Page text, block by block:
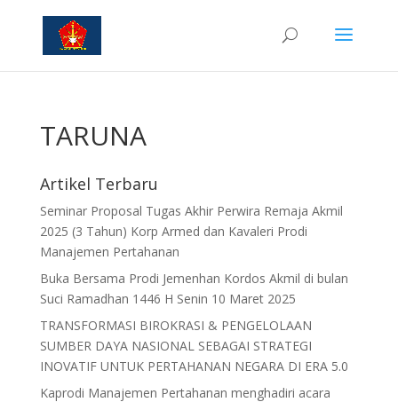
TARUNA
Artikel Terbaru
Seminar Proposal Tugas Akhir Perwira Remaja Akmil
2025 (3 Tahun) Korp Armed dan Kavaleri Prodi
Manajemen Pertahanan
Buka Bersama Prodi Jemenhan Kordos Akmil di bulan
Suci Ramadhan 1446 H Senin 10 Maret 2025
TRANSFORMASI BIROKRASI & PENGELOLAAN
SUMBER DAYA NASIONAL SEBAGAI STRATEGI
INOVATIF UNTUK PERTAHANAN NEGARA DI ERA 5.0
Kaprodi Manajemen Pertahanan menghadiri acara